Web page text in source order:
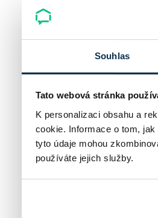
Souhlas
Tato webová stránka
K personalizaci obsahu a
cookie. Informace o tom,
tyto údaje mohou
používáte jejich služby.